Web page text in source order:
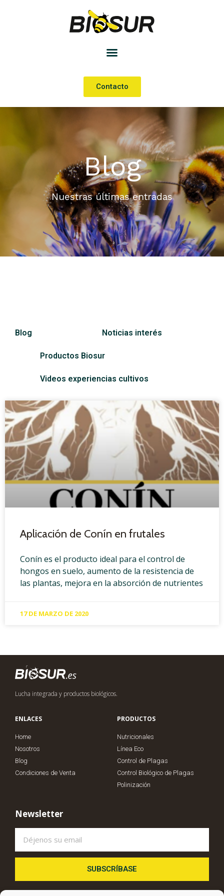
Contacto
Blog
Nuestras últimas entradas
Blog Noticias interés
Productos Biosur
Videos experiencias cultivos
Aplicación de Conín en frutales
Conín es el producto ideal para el control de
hongos en suelo, aumento de la resistencia de
las plantas, mejora en la absorción de nutrientes
17 DE MARZO DE 2020
Lucha integrada y productos biológicos.
ENLACES
Home
Nosotros
Blog
Condiciones de Venta
PRODUCTOS
Nutricionales
Línea Eco
Control de Plagas
Control Biológico de Plagas
Polinización
Newsletter
SUBSCRÍBASE